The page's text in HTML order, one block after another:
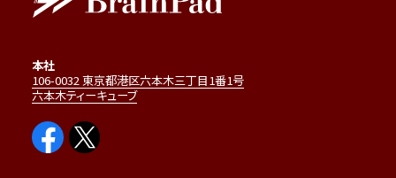
本社
106-0032 東京都港区六本木三丁目1番1号
六本木ティーキューブ